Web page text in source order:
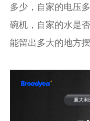
多少，自家的电压
碗机，自家的水是
能留出多大的地方摆